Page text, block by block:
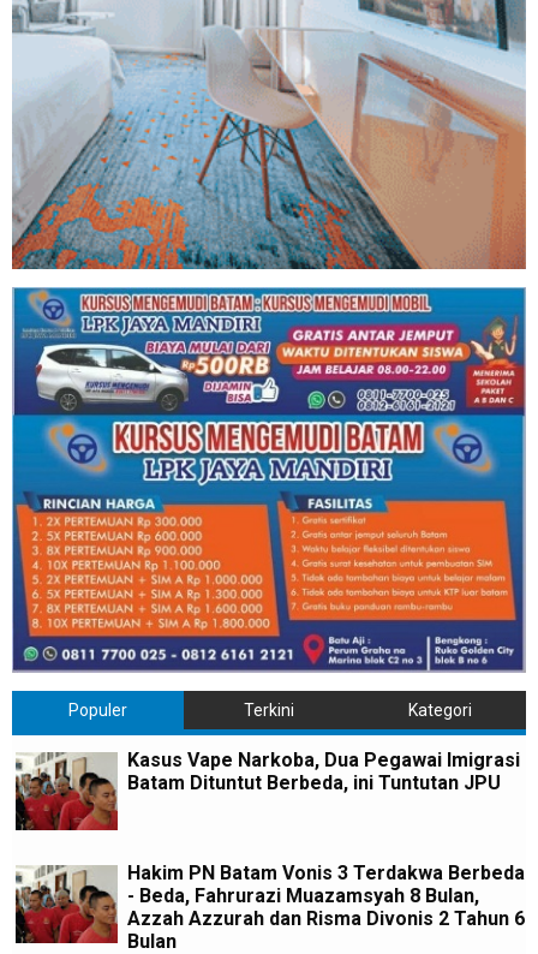
Populer Terkini Kategori
Kasus Vape Narkoba, Dua Pegawai Imigrasi
Batam Dituntut Berbeda, ini Tuntutan JPU
Hakim PN Batam Vonis 3 Terdakwa Berbeda
- Beda, Fahrurazi Muazamsyah 8 Bulan,
Azzah Azzurah dan Risma Divonis 2 Tahun 6
Bulan